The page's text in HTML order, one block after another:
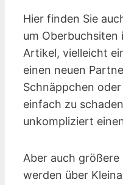
Hier finden Sie
um
Artikel, vielleicht
einen neuen
Schnäppchen
einfach zu
unkompliziert
Aber auch
werden über